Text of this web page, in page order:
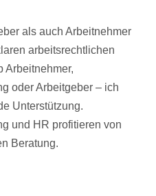
als auch Arbeitnehmer
arbeitsrechtlichen
Arbeitnehmer,
oder Arbeitgeber – ich
Unterstützung.
und HR profitieren von
Beratung.